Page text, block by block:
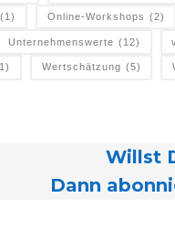
(1) Online-Workshops (2)
Unternehmenswerte (12)
Wertschätzung (5)
Willst
Dann